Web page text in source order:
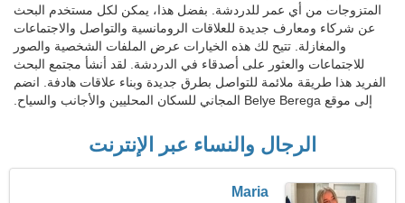
المتزوجات من أي عمر للدردشة. بفضل هذا، يمكن لكل مستخدم البحث
عن شركاء ومعارف جديدة للعلاقات الرومانسية والتواصل والاجتماعات
والمغازلة. تتيح لك هذه الخيارات عرض الملفات الشخصية والصور
للاجتماعات والعثور على أصدقاء في الدردشة. لقد أنشأ مجتمع البحث
الفريد هذا طريقة ملائمة للتواصل بطرق جديدة وبناء علاقات هادفة. انضم
إلى موقع Belye Berega المجاني للسكان المحليين والأجانب والسياح.
الرجال والنساء عبر الإنترنت
Maria